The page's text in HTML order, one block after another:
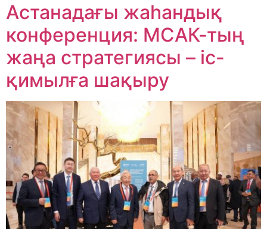
Астанадағы жаһандық
конференция: МСАК-тың
жаңа стратегиясы – іс-
қимылға шақыру